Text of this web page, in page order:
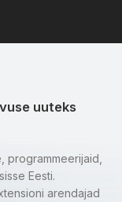
uuteks
programmeerijaid,
Eesti.
arendajad